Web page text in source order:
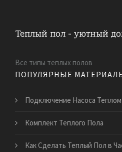
Все типы теплых полов
ПОПУЛЯРНЫЕ
Подключение Насоса
Комплект Теплого Пола
Как Сделать Теплый Пол в